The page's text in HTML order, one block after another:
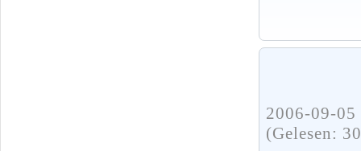
2006-09-
(Gelesen: